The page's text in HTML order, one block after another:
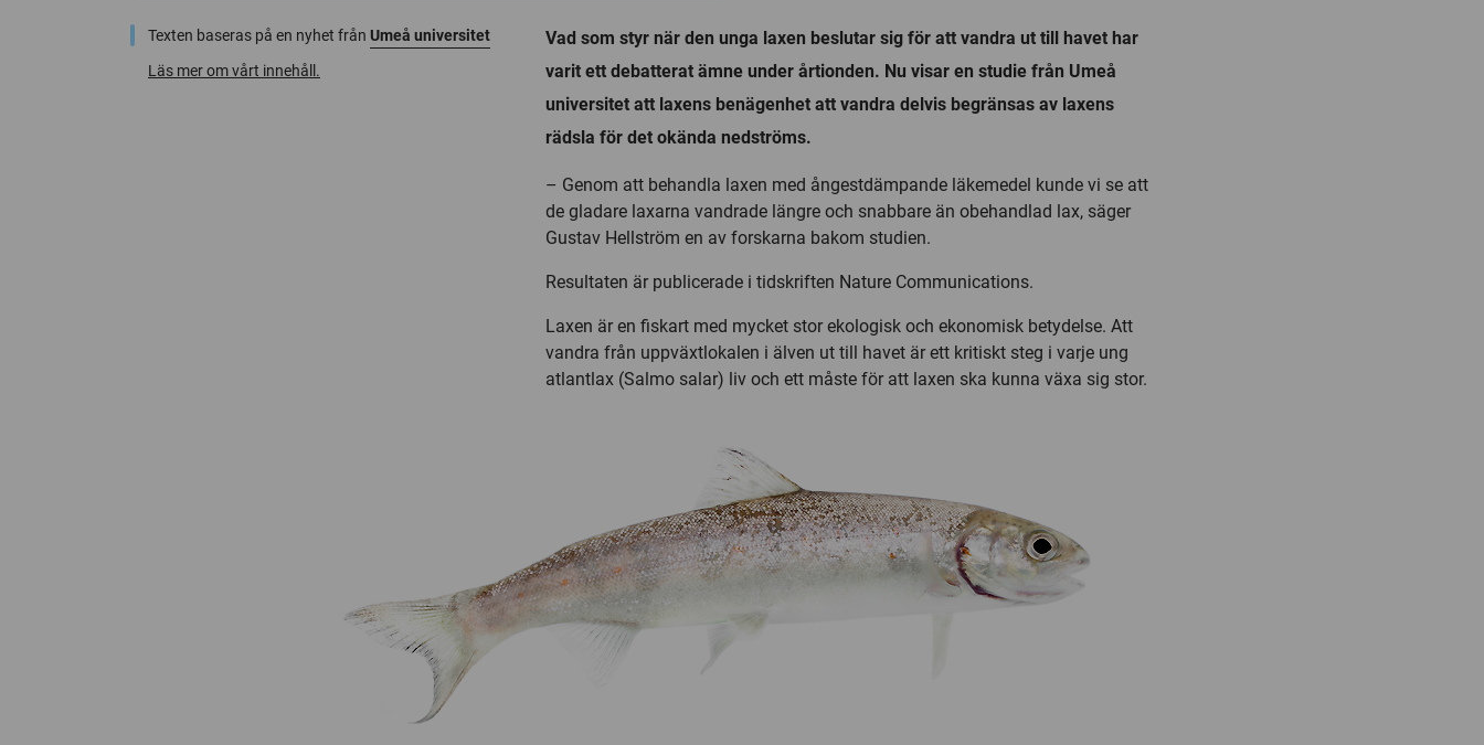
Texten baseras på en nyhet från Umeå universitet
Läs mer om vårt innehåll.
Vad som styr när den unga laxen beslutar sig för att vandra ut till havet har
varit ett debatterat ämne under årtionden. Nu visar en studie från Umeå
universitet att laxens benägenhet att vandra delvis begränsas av laxens
rädsla för det okända nedströms.
– Genom att behandla laxen med ångestdämpande läkemedel kunde vi se att
de gladare laxarna vandrade längre och snabbare än obehandlad lax, säger
Gustav Hellström en av forskarna bakom studien.
Resultaten är publicerade i tidskriften Nature Communications.
Laxen är en fiskart med mycket stor ekologisk och ekonomisk betydelse. Att
vandra från uppväxtlokalen i älven ut till havet är ett kritiskt steg i varje ung
atlantlax (Salmo salar) liv och ett måste för att laxen ska kunna växa sig stor.